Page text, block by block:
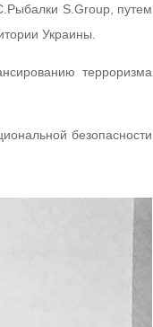
S.Group, путем
Украины.
терроризма
безопасности